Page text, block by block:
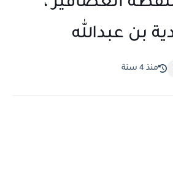
العصافير ،
بن عبدالله
منذ 4 سنة